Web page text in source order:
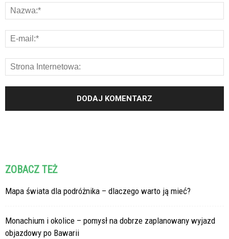
ZOBACZ TEŻ
Mapa świata dla podróżnika – dlaczego warto ją mieć?
Monachium i okolice – pomysł na dobrze zaplanowany wyjazd
objazdowy po Bawarii